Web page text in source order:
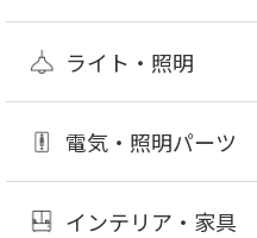
ライト・照明
電気・照明パーツ
インテリア・家具